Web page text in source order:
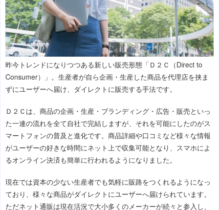
昨今トレンドになりつつある新しい販売形態「Ｄ２Ｃ（Direct to
Consumer）」。生産者が自ら企画・生産した商品を代理店を挟ま
ずにユーザーへ届け、ダイレクトに販売する手法です。
Ｄ２Ｃは、商品の企画・生産・ブランディング・広告・販売といっ
た一連の流れを全て自社で完結しますが、それを可能にしたのがス
マートフォンの普及と進化です。商品詳細や口コミなど様々な情報
がユーザーの好きな時間にネット上で収集可能となり、スマホによ
るオンライン決済も簡単に行われるようになりました。
現在では資本の少ない生産者でも気軽に販路をつくれるようになっ
ており、様々な商品がダイレクトにユーザーへ届けられています。
ただネット通販は現在活況で大小多くのメーカーが続々と参入し、